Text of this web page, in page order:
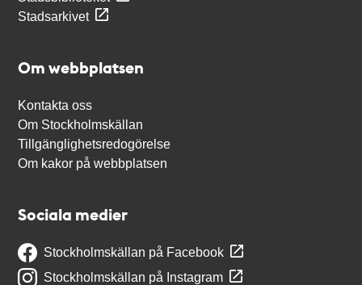
Stadsarkivet
Om webbplatsen
Kontakta oss
Om Stockholmskällan
Tillgänglighetsredogörelse
Om kakor på webbplatsen
Sociala medier
Stockholmskällan på Facebook
Stockholmskällan på Instagram